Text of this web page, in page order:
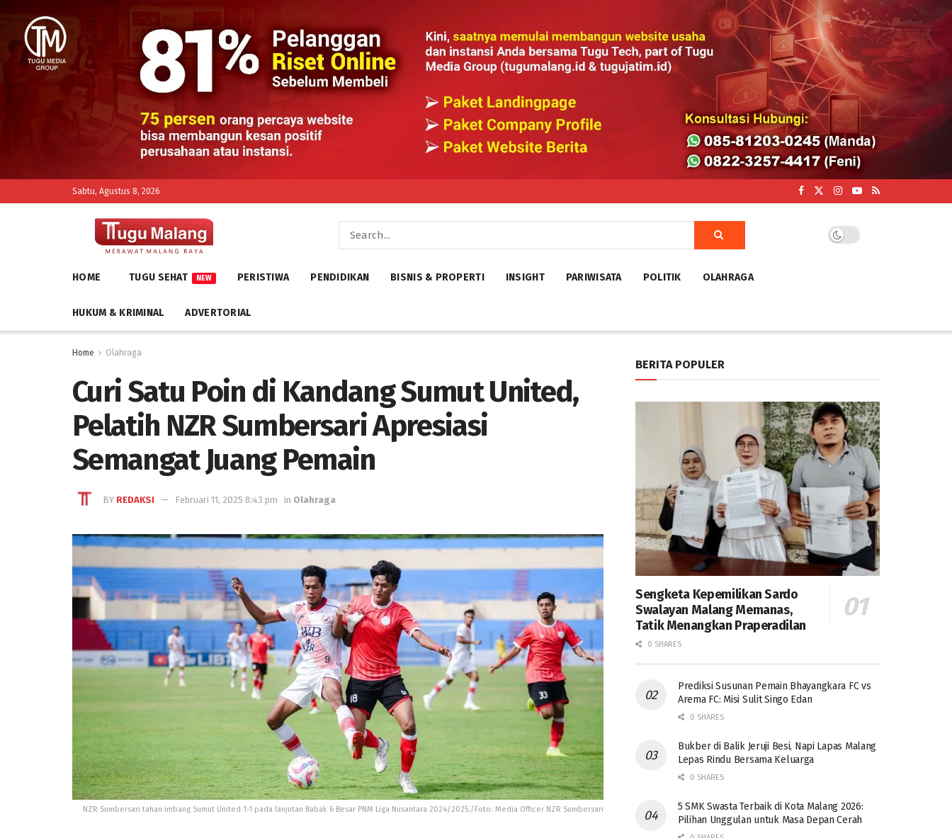
Sabtu, Agustus 8, 2026
HOME TUGU SEHAT NEW PERISTIWA PENDIDIKAN BISNIS & PROPERTI INSIGHT PARIWISATA POLITIK OLAHRAGA
HUKUM & KRIMINAL ADVERTORIAL
Home Olahraga
Curi Satu Poin di Kandang Sumut United,
Pelatih NZR Sumbersari Apresiasi
Semangat Juang Pemain
BY REDAKSI Februari 11, 2025 8:43 pm in Olahraga
NZR Sumbersari tahan imbang Sumut United 1-1 pada lanjutan Babak 6 Besar PNM Liga Nusantara 2024/2025./Foto: Media Officer NZR Sumbersari
BERITA POPULER
Sengketa Kepemilikan Sardo
Swalayan Malang Memanas,
Tatik Menangkan Praperadilan
0 SHARES
Prediksi Susunan Pemain Bhayangkara FC vs
Arema FC: Misi Sulit Singo Edan
0 SHARES
Bukber di Balik Jeruji Besi, Napi Lapas Malang
Lepas Rindu Bersama Keluarga
0 SHARES
5 SMK Swasta Terbaik di Kota Malang 2026:
Pilihan Unggulan untuk Masa Depan Cerah